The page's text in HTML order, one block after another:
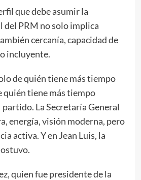
que debe asumir la
del PRM no solo implica
cercanía, capacidad de
incluyente.
de quién tiene más tiempo
quién tiene más tiempo
La Secretaría General
energía, visión moderna, pero
activa. Y en Jean Luis, la
quien fue presidente de la